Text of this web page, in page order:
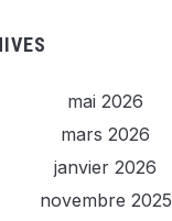
mai 2026
mars 2026
janvier 2026
novembre 2025